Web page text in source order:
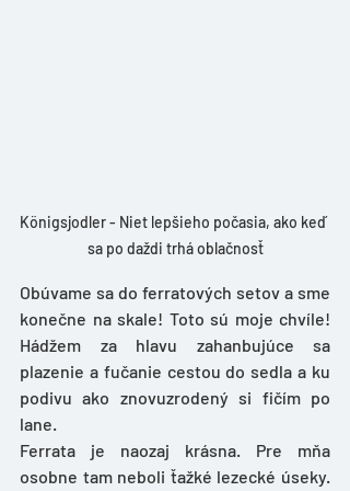
Königsjodler - Niet lepšieho počasia, ako keď
sa po daždi trhá oblačnosť
Obúvame sa do ferratových setov a sme
konečne na skale! Toto sú moje chvíle!
Hádžem za hlavu zahanbujúce sa
plazenie a fučanie cestou do sedla a ku
podivu ako znovuzrodený si fičím po
lane.
Ferrata je naozaj krásna. Pre mňa
osobne tam neboli ťažké lezecké úseky.